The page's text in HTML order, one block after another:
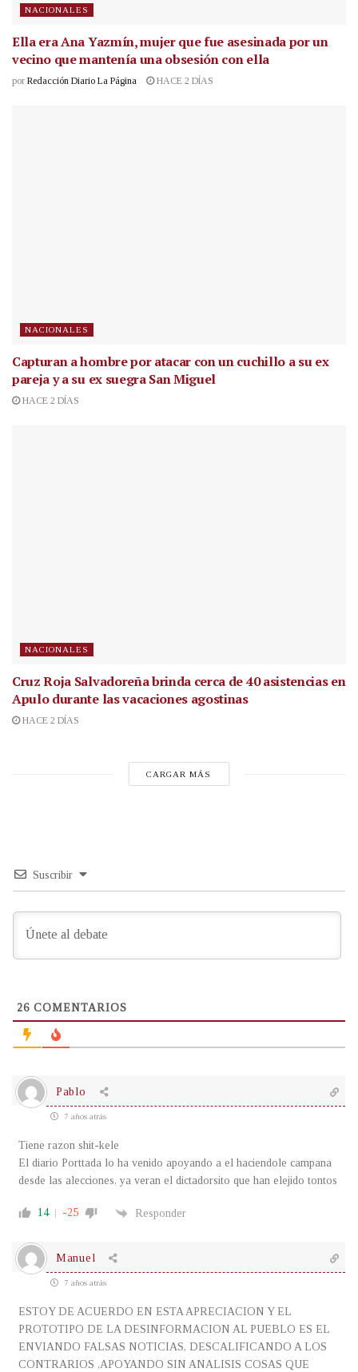
NACIONALES
Ella era Ana Yazmín, mujer que fue asesinada por un
vecino que mantenía una obsesión con ella
por Redacción Diario La Página HACE 2 DÍAS
NACIONALES
Capturan a hombre por atacar con un cuchillo a su ex
pareja y a su ex suegra San Miguel
HACE 2 DÍAS
NACIONALES
Cruz Roja Salvadoreña brinda cerca de 40 asistencias en
Apulo durante las vacaciones agostinas
HACE 2 DÍAS
CARGAR MÁS
Suscribir
26 COMENTARIOS
Pablo
7 años atrás
Tiene razon shit-kele
El diario Porttada lo ha venido apoyando a el haciendole campana
desde las alecciones, ya veran el dictadorsito que han elejido tontos
14 -25 Responder
Manuel
7 años atrás
ESTOY DE ACUERDO EN ESTA APRECIACION Y EL
PROTOTIPO DE LA DESINFORMACION AL PUEBLO ES EL
ENVIANDO FALSAS NOTICIAS, DESCALIFICANDO A LOS
CONTRARIOS ,APOYANDO SIN ANALISIS COSAS QUE